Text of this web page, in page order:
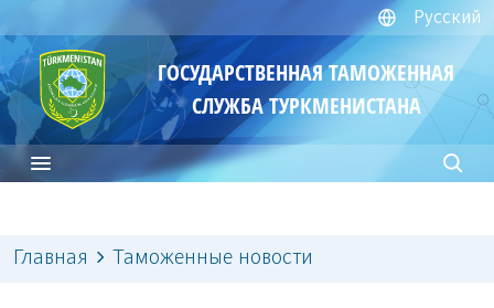
Русский
ГОСУДАРСТВЕННАЯ ТАМОЖЕННАЯ
СЛУЖБА ТУРКМЕНИСТАНА
Главная Таможенные новости